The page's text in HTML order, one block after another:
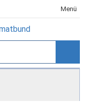
Menü